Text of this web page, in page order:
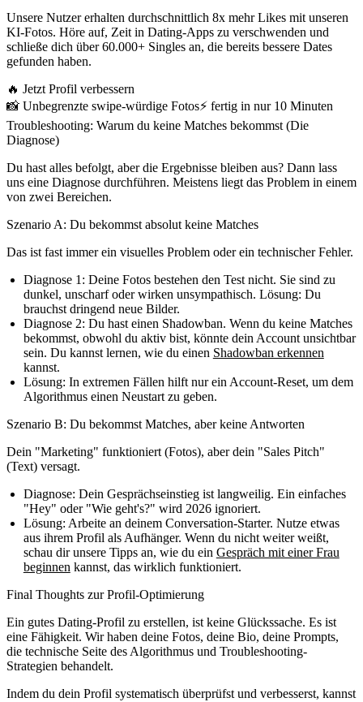
Unsere Nutzer erhalten durchschnittlich 8x mehr Likes mit unseren
KI-Fotos. Höre auf, Zeit in Dating-Apps zu verschwenden und
schließe dich über 60.000+ Singles an, die bereits bessere Dates
gefunden haben.
🔥 Jetzt Profil verbessern
📸 Unbegrenzte swipe-würdige Fotos⚡️ fertig in nur 10 Minuten
Troubleshooting: Warum du keine Matches bekommst (Die
Diagnose)
Du hast alles befolgt, aber die Ergebnisse bleiben aus? Dann lass
uns eine Diagnose durchführen. Meistens liegt das Problem in einem
von zwei Bereichen.
Szenario A: Du bekommst absolut keine Matches
Das ist fast immer ein visuelles Problem oder ein technischer Fehler.
Diagnose 1: Deine Fotos bestehen den Test nicht. Sie sind zu
dunkel, unscharf oder wirken unsympathisch. Lösung: Du
brauchst dringend neue Bilder.
Diagnose 2: Du hast einen Shadowban. Wenn du keine Matches
bekommst, obwohl du aktiv bist, könnte dein Account unsichtbar
sein. Du kannst lernen, wie du einen Shadowban erkennen
kannst.
Lösung: In extremen Fällen hilft nur ein Account-Reset, um dem
Algorithmus einen Neustart zu geben.
Szenario B: Du bekommst Matches, aber keine Antworten
Dein "Marketing" funktioniert (Fotos), aber dein "Sales Pitch"
(Text) versagt.
Diagnose: Dein Gesprächseinstiegist langweilig. Ein einfaches
"Hey" oder "Wie geht's?" wird 2026 ignoriert.
Lösung: Arbeite an deinem Conversation-Starter. Nutze etwas
aus ihrem Profil als Aufhänger. Wenn du nicht weiter weißt,
schau dir unsere Tipps an, wie du ein Gespräch mit einer Frau
beginnen kannst, das wirklich funktioniert.
Final Thoughts zur Profil-Optimierung
Ein gutes Dating-Profil zu erstellen, ist keine Glückssache. Es ist
eine Fähigkeit. Wir haben deine Fotos, deine Bio, deine Prompts,
die technische Seite des Algorithmus und Troubleshooting-
Strategien behandelt.
Indem du dein Profil systematisch überprüfst und verbesserst, kannst